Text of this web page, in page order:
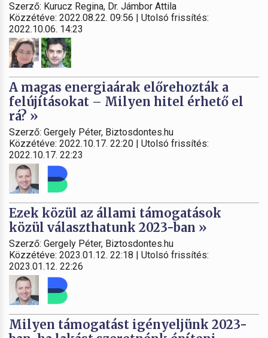
Szerző: Kurucz Regina, Dr. Jámbor Attila
Közzétéve: 2022.08.22. 09:56 | Utolsó frissítés:
2022.10.06. 14:23
A magas energiaárak előrehozták a
felújításokat – Milyen hitel érhető el
rá? »
Szerző: Gergely Péter, Biztosdontes.hu
Közzétéve: 2022.10.17. 22:20 | Utolsó frissítés:
2022.10.17. 22:23
Ezek közül az állami támogatások
közül választhatunk 2023-ban »
Szerző: Gergely Péter, Biztosdontes.hu
Közzétéve: 2023.01.12. 22:18 | Utolsó frissítés:
2023.01.12. 22:26
Milyen támogatást igényeljünk 2023-